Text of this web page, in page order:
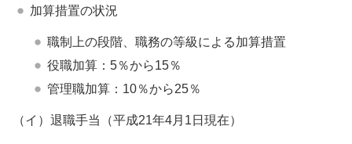
加算措置の状況
職制上の段階、職務の等級による加算措置
役職加算：5％から15％
管理職加算：10％から25％
（イ）退職手当（平成21年4月1日現在）